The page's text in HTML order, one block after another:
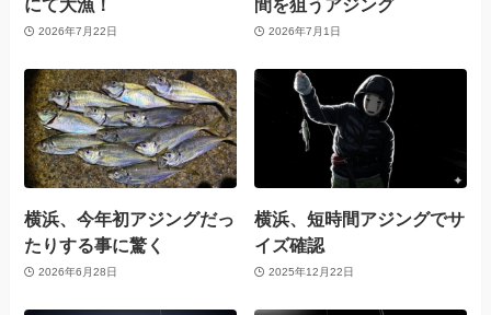
にて大漁！
2026年7月22日
間を狙うアジング
2026年7月1日
横浜、今年初アジングだっ
たりする事に驚く
2026年6月28日
横浜、短時間アジングでサ
イズ確認
2025年12月22日